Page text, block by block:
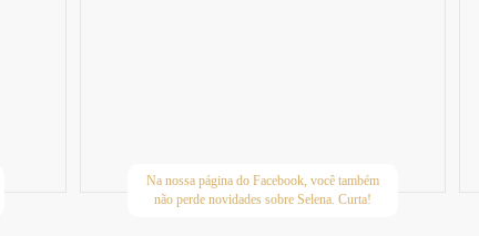
Na nossa página do Facebook, você também
não perde novidades sobre Selena. Curta!